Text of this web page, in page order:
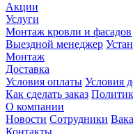
Акции
Услуги
Монтаж кровли и фасадов
Выездной менеджер
Монтаж
Доставка
Условия оплаты Условия
Как сделать заказ
О компании
Новости Сотрудники
Контакты